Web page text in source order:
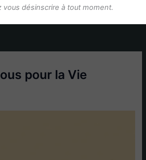
pour la Vie
vous désinscrire à tout moment.